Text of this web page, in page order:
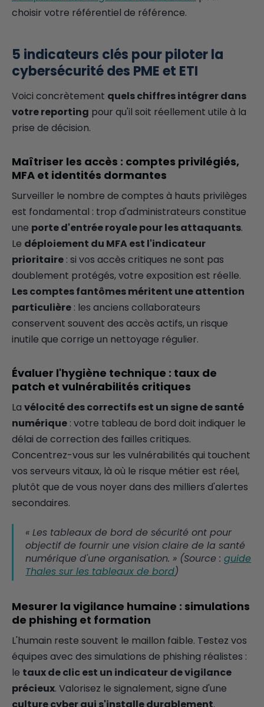
choisir votre référentiel de référence.
5 indicateurs clés pour piloter la
cybersécurité des PME et ETI
Voici concrètement quels chiffres intégrer dans
votre reporting pour qu'il soit réellement utile à la
prise de décision.
Maîtriser les accès : comptes privilégiés,
MFA et identités dormantes
Surveiller le nombre de comptes à hauts privilèges
est fondamental : trop d'administrateurs constitue
une porte d'entrée royale pour les attaquants.
Le déploiement du MFA est l'indicateur
prioritaire : si vos accès critiques ne sont pas
doublement protégés, votre exposition est réelle.
Les comptes fantômes méritent une attention
particulière : les anciens collaborateurs
conservent souvent des accès actifs, un risque
inutile que corrige un nettoyage régulier.
Évaluer l'hygiène technique : taux de
patch et vulnérabilités critiques
La vélocité des correctifs est un signe de santé
numérique : votre tableau de bord doit indiquer le
délai de correction des failles critiques.
Concentrez-vous sur les vulnérabilités qui touchent
vos serveurs vitaux, là où le risque métier est réel,
plutôt que de vous noyer dans des milliers d'alertes
secondaires.
« Les tableaux de bord de sécurité ont pour
objectif de fournir une vision claire de la santé
numérique d'une organisation. » (Source : guide
Thales sur les tableaux de bord)
Mesurer la vigilance humaine : simulations
de phishing et formation
L'humain reste souvent le maillon faible. Testez vos
équipes avec des simulations de phishing réalistes :
le taux de clic est un indicateur de vigilance
précieux. Valorisez le signalement, signe d'une